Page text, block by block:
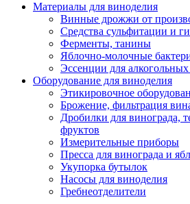
Материалы для виноделия
Винные дрожжи от
Средства сульфитации и
Ферменты, танины
Яблочно-молочные
Эссенции для
Оборудование для виноделия
Этикировочное
Брожение, фильтрация
Дробилки для винограда,
фруктов
Измерительные приборы
Пресса для винограда и
Укупорка бутылок
Насосы для виноделия
Гребнеотделители